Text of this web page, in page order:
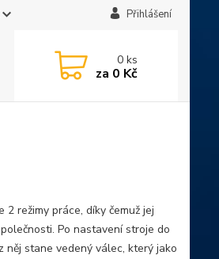
Přihlášení
0ks
za 0 Kč
režimy práce, díky čemuž jej
Po nastavení stroje do
něj stane vedený válec, který jako